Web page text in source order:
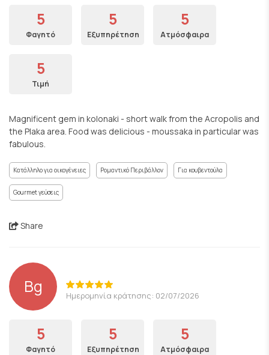
5
Φαγητό
5
Εξυπηρέτηση
5
Ατμόσφαιρα
5
Τιμή
Magnificent gem in kolonaki - short walk from the Acropolis and
the Plaka area. Food was delicious - moussaka in particular was
fabulous.
Κατάλληλο για οικογένειες Ρομαντικό Περιβάλλον Για κουβεντούλα
Gourmet γεύσεις
Share
Bg Ημερομηνία κράτησης: 02/07/2026
5
Φαγητό
5
Εξυπηρέτηση
5
Ατμόσφαιρα